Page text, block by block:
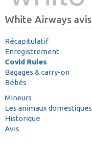
White Airways avis
Récapitulatif
Enregistrement
Covid Rules
Bagages & carry-on
Bébés
Mineurs
Les animaux domestiques
Historique
Avis